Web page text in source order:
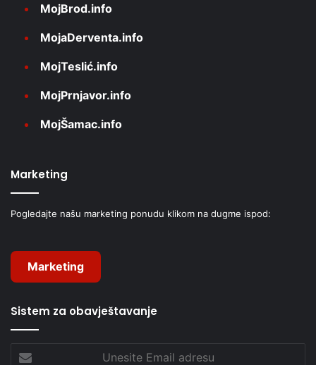
MojBrod.info
MojaDerventa.info
MojTeslić.info
MojPrnjavor.info
MojŠamac.info
Marketing
Pogledajte našu marketing ponudu klikom na dugme ispod:
Marketing
Sistem za obavještavanje